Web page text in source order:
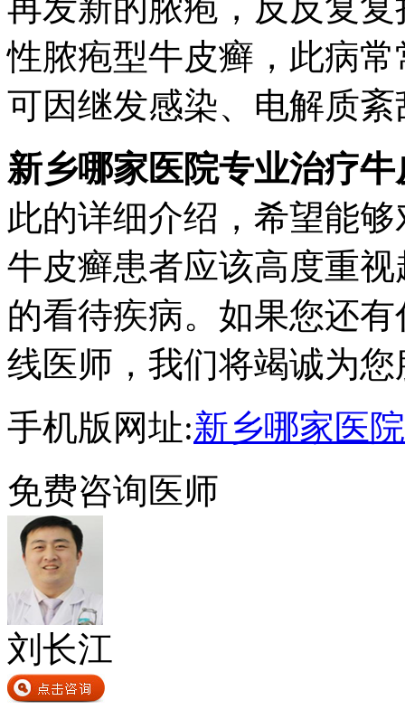
性脓疱型牛皮癣，此病
可因继发感染、电解质
新乡哪家医院专业治疗牛
此的详细介绍，希望能
牛皮癣患者应该高度重
的看待疾病。如果您还
线医师，我们将竭诚为
手机版网址:新乡哪家医
免费咨询医师
刘长江